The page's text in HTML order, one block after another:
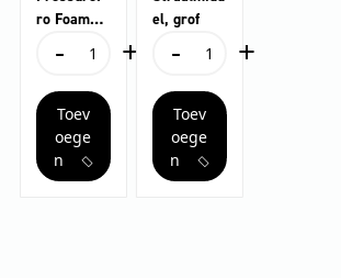
ro Foam
RM 838,
3l
-
PressurePro
Cleaner
RM
838,
3l
aantal
+
Toev
oege
n
el, grof
-
Straalmiddel,
aantal
+
Toev
oege
n